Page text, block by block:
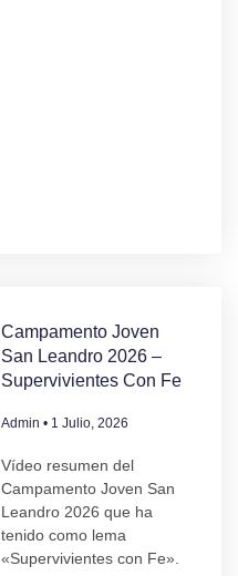
Campamento Joven
San Leandro 2026 –
Supervivientes Con Fe
Admin 1 Julio, 2026
Vídeo resumen del
Campamento Joven San
Leandro 2026 que ha
tenido como lema
«Supervivientes con Fe».